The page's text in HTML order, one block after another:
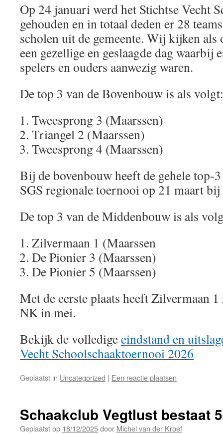
Op 24 januari werd het Stichtse Vecht
gehouden en in totaal deden er 28
scholen uit de gemeente. Wij kijken als
een gezellige en geslaagde dag waarbij
spelers en ouders aanwezig waren.
De top 3 van de Bovenbouw is als volgt:
Tweesprong 3 (Maarssen)
Triangel 2 (Maarssen)
Tweesprong 4 (Maarssen)
Bij de bovenbouw heeft de gehele top-
SGS regionale toernooi op 21 maart
De top 3 van de Middenbouw is als
Zilvermaan 1 (Maarssen
De Pionier 3 (Maarssen)
De Pionier 5 (Maarssen)
Met de eerste plaats heeft Zilvermaan
NK in mei.
Bekijk de volledigeeindstand en
Vecht Schoolschaaktoernooi 2026
Geplaatst in Uncategorized | Een reactie plaatsen
Schaakclub Vegtlust bestaat
Geplaatst op 18/12/2025door Michel van der Kroef